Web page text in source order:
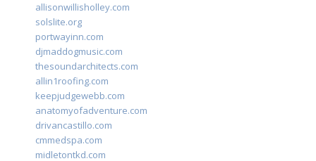
allisonwillisholley.com
solslite.org
portwayinn.com
djmaddogmusic.com
thesoundarchitects.com
allin1roofing.com
keepjudgewebb.com
anatomyofadventure.com
drivancastillo.com
cmmedspa.com
midletontkd.com